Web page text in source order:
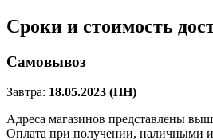
Сроки и стоимость
Самовывоз
Завтра: 18.05.2023 (ПН)
Адреса магазинов представлены
Оплата при получении, наличными